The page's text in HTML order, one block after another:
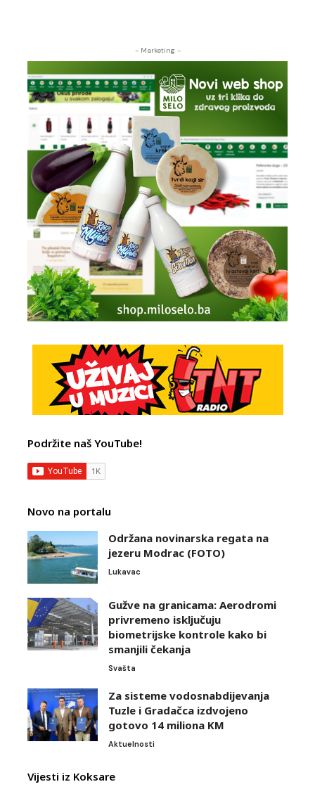
- Marketing -
Podržite naš YouTube!
Novo na portalu
Održana novinarska regata na
jezeru Modrac (FOTO)
Lukavac
Gužve na granicama: Aerodromi
privremeno isključuju
biometrijske kontrole kako bi
smanjili čekanja
Svašta
Za sisteme vodosnabdijevanja
Tuzle i Gradačca izdvojeno
gotovo 14 miliona KM
Aktuelnosti
Vijesti iz Koksare